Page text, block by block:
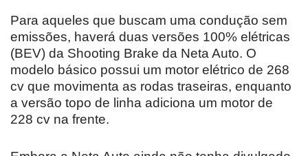
Para aqueles que buscam uma condução sem
emissões, haverá duas versões 100% elétricas
(BEV) da Shooting Brake da Neta Auto. O
modelo básico possui um motor elétrico de 268
cv que movimenta as rodas traseiras, enquanto
a versão topo de linha adiciona um motor de
228 cv na frente.